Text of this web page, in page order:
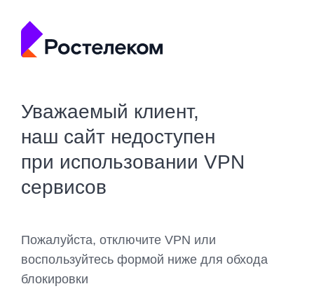
Уважаемый клиент,
наш сайт недоступен
при использовании VPN
сервисов
Пожалуйста, отключите VPN или
воспользуйтесь формой ниже для обхода
блокировки